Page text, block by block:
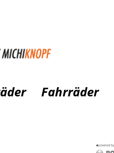
Fahrräder